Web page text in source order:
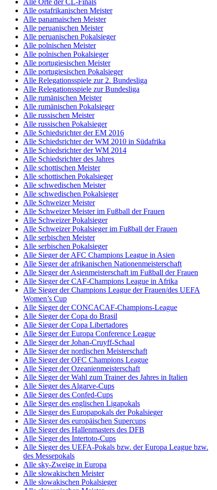
Alle ostafrikanischen Meister
Alle panamaischen Meister
Alle peruanischen Meister
Alle peruanischen Pokalsieger
Alle polnischen Meister
Alle polnischen Pokalsieger
Alle portugiesischen Meister
Alle portugiesischen Pokalsieger
Alle Relegationsspiele zur 2. Bundesliga
Alle Relegationsspiele zur Bundesliga
Alle rumänischen Meister
Alle rumänischen Pokalsieger
Alle russischen Meister
Alle russischen Pokalsieger
Alle Schiedsrichter der EM 2016
Alle Schiedsrichter der WM 2010 in Südafrika
Alle Schiedsrichter der WM 2014
Alle Schiedsrichter des Jahres
Alle schottischen Meister
Alle schottischen Pokalsieger
Alle schwedischen Meister
Alle schwedischen Pokalsieger
Alle Schweizer Meister
Alle Schweizer Meister im Fußball der Frauen
Alle Schweizer Pokalsieger
Alle Schweizer Pokalsieger im Fußball der Frauen
Alle serbischen Meister
Alle serbischen Pokalsieger
Alle Sieger der AFC Champions League in Asien
Alle Sieger der afrikanischen Nationenmeisterschaft
Alle Sieger der Asienmeisterschaft im Fußball der Frauen
Alle Sieger der CAF-Champions League in Afrika
Alle Sieger der Champions League der Frauen/des UEFA
Women’s Cup
Alle Sieger der CONCACAF-Champions-League
Alle Sieger der Copa do Brasil
Alle Sieger der Copa Libertadores
Alle Sieger der Europa Conference League
Alle Sieger der Johan-Cruyff-Schaal
Alle Sieger der nordischen Meisterschaft
Alle Sieger der OFC Champions League
Alle Sieger der Ozeanienmeisterschaft
Alle Sieger der Wahl zum Trainer des Jahres in Italien
Alle Sieger des Algarve-Cups
Alle Sieger des Confed-Cups
Alle Sieger des englischen Ligapokals
Alle Sieger des Europapokals der Pokalsieger
Alle Sieger des europäischen Supercups
Alle Sieger des Hallenmasters des DFB
Alle Sieger des Intertoto-Cups
Alle Sieger des UEFA-Pokals bzw. der Europa League bzw.
des Messepokals
Alle sky-Zweige in Europa
Alle slowakischen Meister
Alle slowakischen Pokalsieger